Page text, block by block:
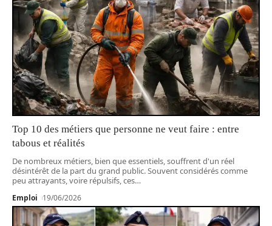
Top 10 des métiers que personne ne veut faire : entre
tabous et réalités
De nombreux métiers, bien que essentiels, souffrent d'un réel
désintérêt de la part du grand public. Souvent considérés comme
peu attrayants, voire répulsifs, ces…
Emploi 19/06/2026